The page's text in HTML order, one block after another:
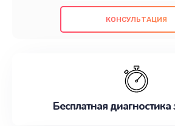
также гарантируем качество
проведенных работ. Наша цель -
обслуживание, удовлетворяя их
наилучшим образом. Не медлите
КОНСУЛЬТАЦИЯ
Бесплатная диагностика